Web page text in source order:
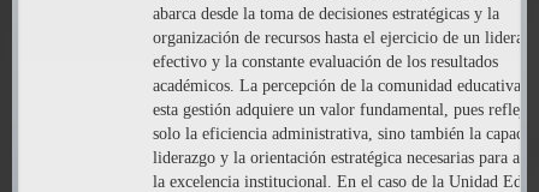
abarca desde la toma de decisiones estratégicas y la
organización de recursos hasta el ejercicio de un
efectivo y la constante evaluación de los resultados
académicos. La percepción de la comunidad educativa
esta gestión adquiere un valor fundamental, pues refleja
solo la eficiencia administrativa, sino también la
liderazgo y la orientación estratégica necesarias para
la excelencia institucional. En el caso de la Unidad